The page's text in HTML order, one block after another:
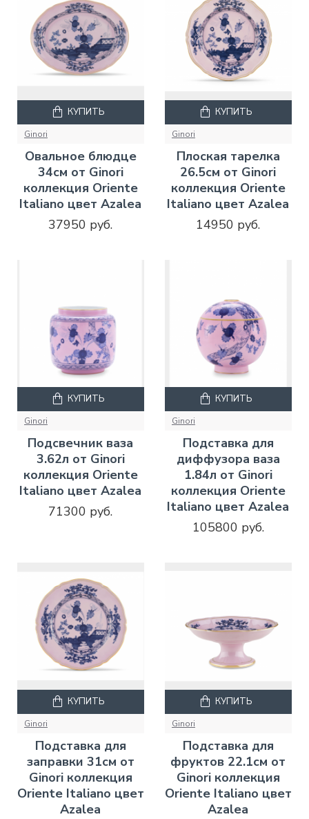
Ginori
Овальное блюдце
34см от Ginori
коллекция Oriente
Italiano цвет Azalea
37950 руб.
КУПИТЬ
Ginori
Плоская тарелка
26.5см от Ginori
коллекция Oriente
Italiano цвет Azalea
14950 руб.
КУПИТЬ
Ginori
Подсвечник ваза
3.62л от Ginori
коллекция Oriente
Italiano цвет Azalea
71300 руб.
КУПИТЬ
Ginori
Подставка для
диффузора ваза
1.84л от Ginori
коллекция Oriente
Italiano цвет Azalea
105800 руб.
КУПИТЬ
Ginori
Подставка для
заправки 31см от
Ginori коллекция
Oriente Italiano цвет
Azalea
КУПИТЬ
Ginori
Подставка для
фруктов 22.1см от
Ginori коллекция
Oriente Italiano цвет
Azalea
КУПИТЬ